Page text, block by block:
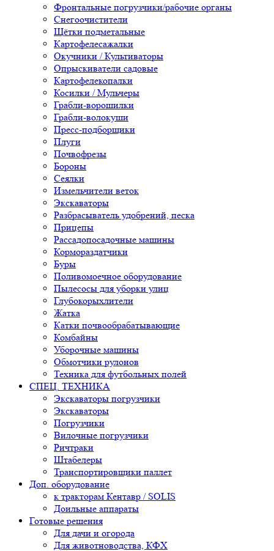
Фронтальные погрузчики/рабочие органы
Снегоочистители
Щётки подметальные
Картофелесажалки
Окучники / Культиваторы
Опрыскиватели садовые
Картофелекопалки
Косилки / Мульчеры
Грабли-ворошилки
Грабли-волокуши
Пресс-подборщики
Плуги
Почвофрезы
Бороны
Сеялки
Измельчители веток
Экскаваторы
Разбрасыватель удобрений, песка
Прицепы
Рассадопосадочные машины
Кормораздатчики
Буры
Поливомоечное оборудование
Пылесосы для уборки улиц
Глубокорыхлители
Жатка
Катки почвообрабатывающие
Комбайны
Уборочные машины
Обмотчики рулонов
Техника для футбольных полей
СПЕЦ. ТЕХНИКА
Экскаваторы погрузчики
Экскаваторы
Погрузчики
Вилочные погрузчики
Ричтраки
Штабелеры
Транспортировщики паллет
Доп. оборудование
к тракторам Кентавр / SOLIS
Доильные аппараты
Готовые решения
Для дачи и огорода
Для животноводства, КФХ